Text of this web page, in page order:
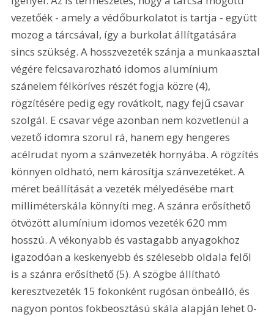
vezetőék - amely a védőburkolatot is tartja - együtt
mozog a tárcsával, így a burkolat állítgatására
sincs szükség. A hosszvezeték szánja a munkaasztal
végére felcsavarozható idomos alumínium
szánelem félköríves részét fogja közre (4),
rögzítésére pedig egy rovátkolt, nagy fejű csavar
szolgál. E csavar vége azonban nem közvetlenül a
vezető idomra szorul rá, hanem egy hengeres
acélrudat nyom a szánvezeték hornyába. A rögzítés
könnyen oldható, nem károsítja szánvezetéket. A
méret beállítását a vezeték mélyedésébe mart
milliméterskála könnyíti meg. A szánra erősíthető
ötvözött alumínium idomos vezeték 620 mm
hosszú. A vékonyabb és vastagabb anyagokhoz
igazodóan a keskenyebb és szélesebb oldala felől
is a szánra erősíthető (5). A szögbe állítható
keresztvezeték 15 fokonként rugósan önbeálló, és
nagyon pontos fokbeosztású skála alapján lehet 0-